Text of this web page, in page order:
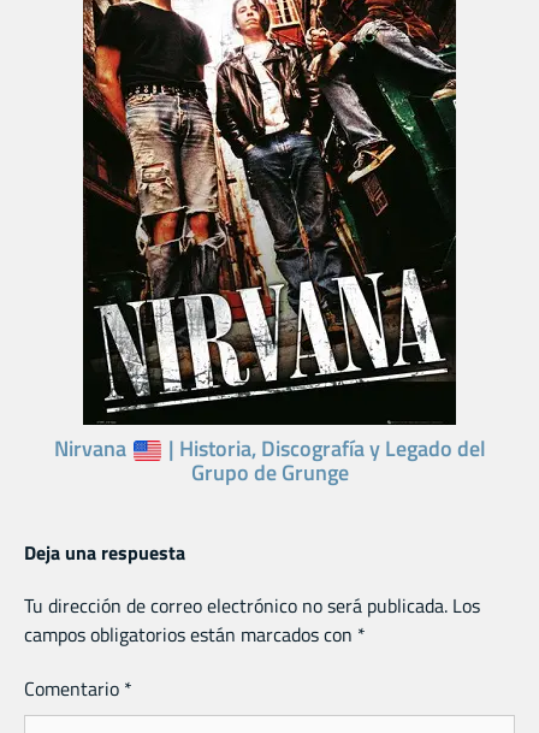
Nirvana | Historia, Discografía y Legado del
Grupo de Grunge
Deja una respuesta
Tu dirección de correo electrónico no será publicada. Los
campos obligatorios están marcados con *
Comentario *